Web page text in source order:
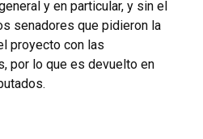
y en particular, y sin el
senadores que pidieron la
proyecto con las
por lo que es devuelto en